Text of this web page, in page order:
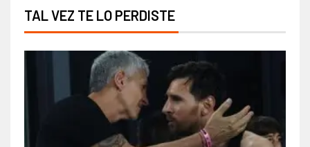
TAL VEZ TE LO PERDISTE